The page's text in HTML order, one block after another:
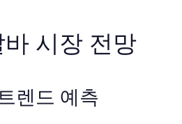
시장 전망
렌드 예측